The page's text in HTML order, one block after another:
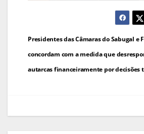
Navegação
de
artigos
Presidentes das Câmaras do Sabugal e
concordam com a medida que
autarcas financeiramente por decisões